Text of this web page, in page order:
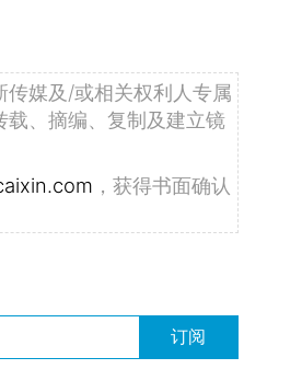
媒及/或相关权利人专属
载、摘编、复制及建立镜
，获得书面确认
订阅